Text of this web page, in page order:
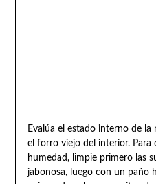
Evalúa el estado interno de la
el forro viejo del interior. Para
humedad, limpie primero las
jabonosa, luego con un paño